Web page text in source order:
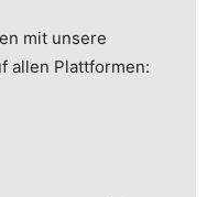
mit unsere
allen Plattformen: